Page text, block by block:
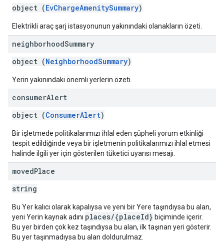
object (EvChargeAmenitySummary)
Elektrikli araç şarj istasyonunun yakınındaki olanakların özeti.
neighborhoodSummary
object (NeighborhoodSummary)
Yerin yakınındaki önemli yerlerin özeti.
consumerAlert
object (ConsumerAlert)
Bir işletmede politikalarımızı ihlal eden şüpheli yorum etkinliği
tespit edildiğinde veya bir işletmenin politikalarımızı ihlal etmesi
halinde ilgili yer için gösterilen tüketici uyarısı mesajı.
movedPlace
string
Bu Yer kalıcı olarak kapalıysa ve yeni bir Yere taşındıysa bu alan,
yeni Yerin kaynak adını places/{placeId} biçiminde içerir.
Bu yer birden çok kez taşındıysa bu alan, ilk taşınan yeri gösterir.
Bu yer taşınmadıysa bu alan doldurulmaz.